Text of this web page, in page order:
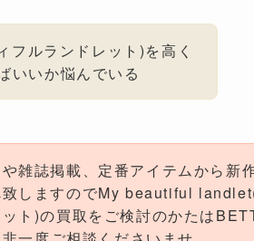
ルランドレット)を高く
いいか悩んでいる
雑誌掲載、定番アイテムから新
致しますのでMy beautiful
ト)の買取をご検討のかたは